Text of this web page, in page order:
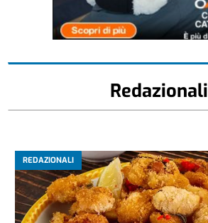
Redazionali
REDAZIONALI